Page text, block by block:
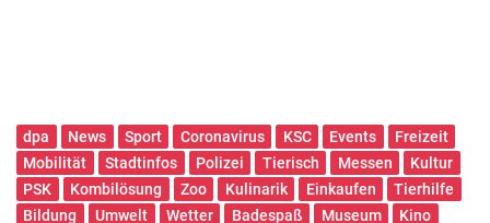
dpa News Sport Coronavirus KSC Events
Freizeit
Mobilität
Stadtinfos Polizei Tierisch Messen
Kultur
PSK
Kombilösung Zoo Kulinarik Einkaufen
Tierhilfe
Bildung
Umwelt Wetter Badespaß Museum
Kino